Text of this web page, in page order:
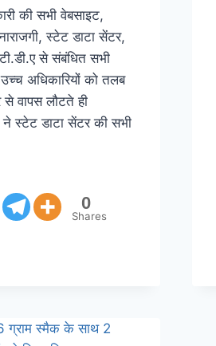
की सभी वेबसाइट,
स्टेट डाटा सेंटर,
से संबंधित सभी
अधिकारियों को तलब
से वापस लौटते ही
ने स्टेट डाटा सेंटर की सभी
0
Shares